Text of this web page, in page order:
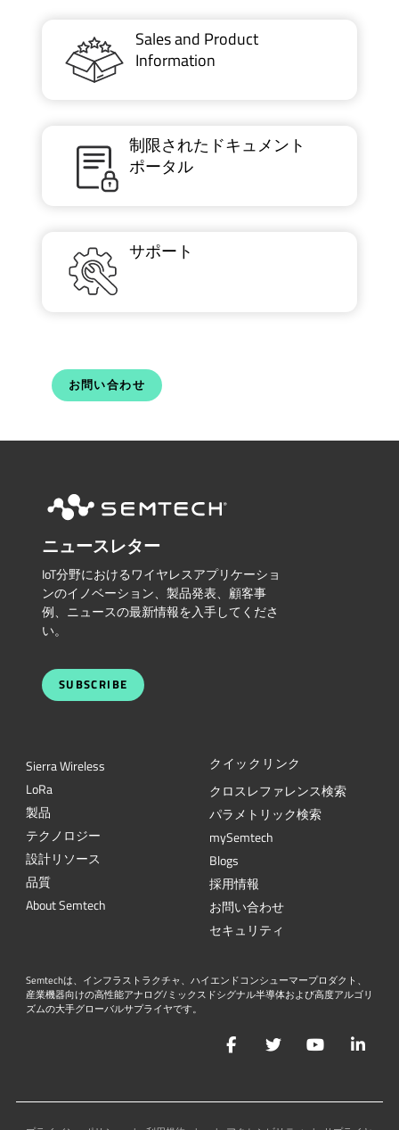
Sales and Product
Information
制限されたドキュメント
ポータル
サポート
お問い合わせ
ニュースレター
IoT分野におけるワイヤレスアプリケーショ
ンのイノベーション、製品発表、顧客事
例、ニュースの最新情報を入手してくださ
い。
SUBSCRIBE
Sierra Wireless
LoRa
製品
テクノロジー
設計リソース
品質
About Semtech
クイックリンク
クロスレファレンス検索
パラメトリック検索
mySemtech
Blogs
採用情報
お問い合わせ
セキュリティ
Semtechは、インフラストラクチャ、ハイエンドコンシューマープロダクト、
産業機器向けの高性能アナログ/ミックスドシグナル半導体および高度アルゴリ
ズムの大手グローバルサプライヤです。
FacebookTwitterYouTube